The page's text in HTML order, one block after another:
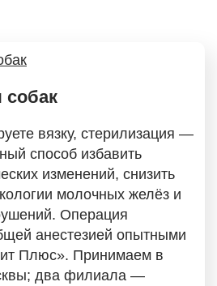
собак
вязку, стерилизация —
способ избавить
изменений, снизить
молочных желёз и
Операция
анестезией опытными
Плюс». Принимаем в
два филиала —